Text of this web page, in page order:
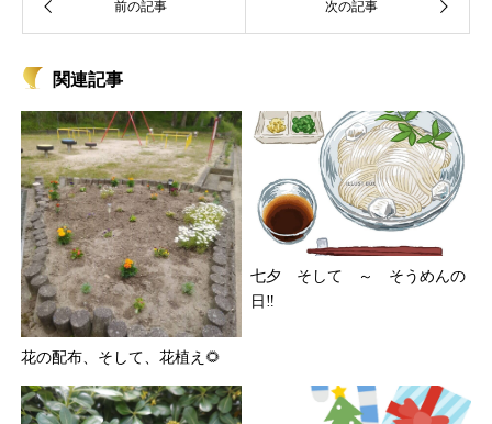
関連記事
花の配布、そして、花植え🌻
七夕 そして ～ そうめんの
日‼